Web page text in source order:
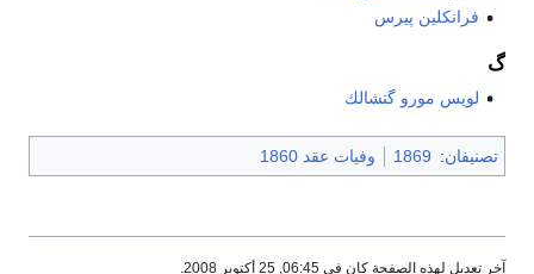
فرانكلين پيرس
گ
لويس مورو گتشالك
تصنيفان:
1869 وفيات عقد 1860
آخر تعديل لهذه الصفحة كان في 06:45, 25 أكتوبر 2008.